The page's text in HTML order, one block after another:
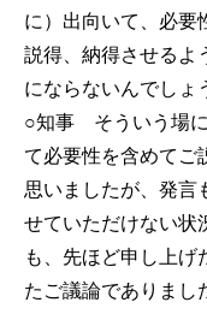
に）出向いて、必要
説得、納得させるよ
にならないんでしょ
○知事 そういう場
て必要性を含めてご
思いましたが、発言
せていただけない状
も、先ほど申し上げ
たご議論でありまし